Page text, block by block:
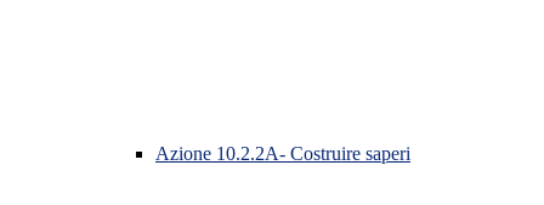
Azione 10.2.2A- Costruire saperi